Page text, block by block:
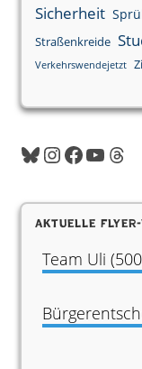
Sicherheit
Straßenkreide
Verkehrswendejetzt
Aktuelle
Team Uli